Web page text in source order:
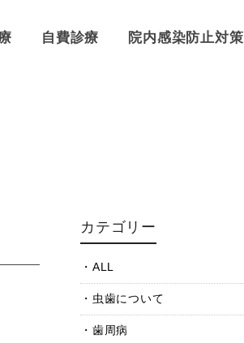
自費診療 院内感染防止対策
カテゴリー
ALL
虫歯について
歯周病